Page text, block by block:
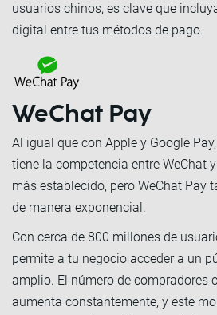
usuarios chinos, es clave que
digital entre tus métodos de pago.
WeChat Pay
Al igual que con Apple y Google
tiene la competencia entre WeChat
más establecido, pero WeChat Pay
de manera exponencial.
Con cerca de 800 millones de
permite a tu negocio acceder a un
amplio. El número de compradores
aumenta constantemente, y este